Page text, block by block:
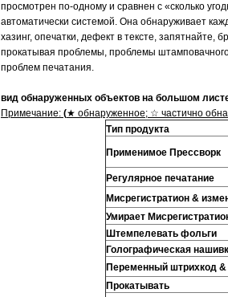
просмотрен по-одному и сравнен с «сколько
автоматически системой. Она обнаруживает
хазинг, опечатки, дефект в тексте,
прокатывая проблемы, проблемы
проблем печатания.
вид обнаруженных объектов на большом
Примечание: (★ обнаруженное; ☆ частично
Тип продукта
Применимое Прессворк
Регулярное печатание
Мисрегистратион &
Умирает
Штемпелевать фольги
Голографическая
Переменный штрихкод &
Прокатывать